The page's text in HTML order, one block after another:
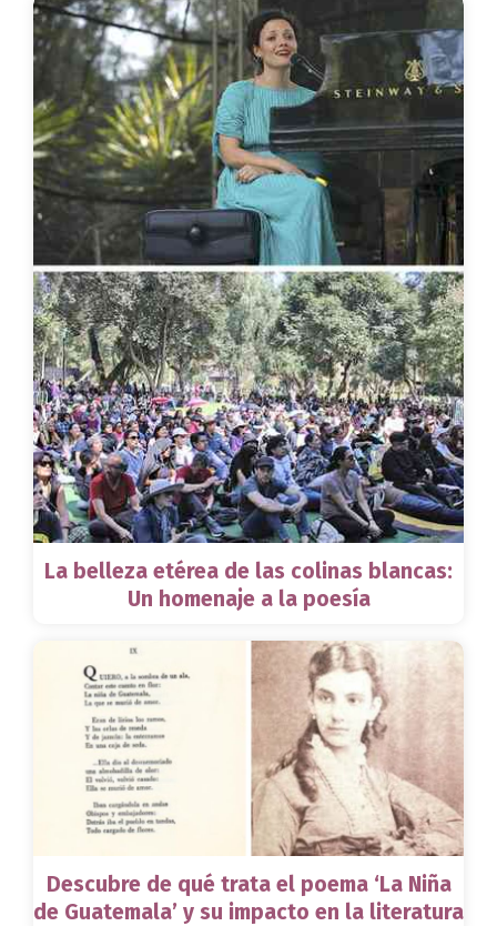
La belleza etérea de las colinas blancas:
Un homenaje a la poesía
Descubre de qué trata el poema ‘La Niña
de Guatemala’ y su impacto en la literatura